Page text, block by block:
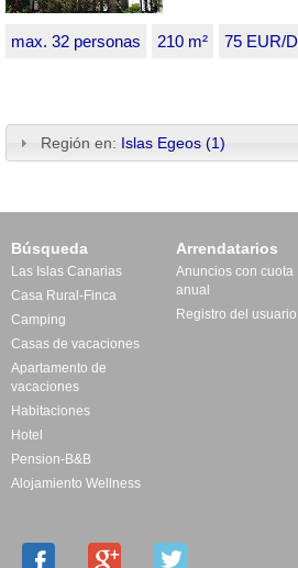
max. 32 personas 210 m² 75 EUR/
Región en: Islas Egeos (1)
Búsqueda
Las Islas Canarias
Casa Rural-Finca
Camping
Casas de vacaciones
Apartamento de
vacaciones
Habitaciones
Hotel
Pension-B&B
Alojamiento Wellness
Arrendatarios
Anuncios con cuota
anual
Registro del usuario